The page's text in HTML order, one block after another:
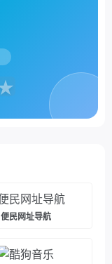
便民网址导航